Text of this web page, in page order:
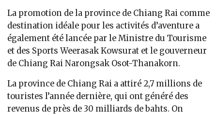
La promotion de la province de Chiang Rai comme
destination idéale pour les activités d’aventure a
également été lancée par le Ministre du Tourisme
et des Sports Weerasak Kowsurat et le gouverneur
de Chiang Rai Narongsak Osot-Thanakorn.
La province de Chiang Rai a attiré 2,7 millions de
touristes l’année dernière, qui ont généré des
revenus de près de 30 milliards de bahts. On